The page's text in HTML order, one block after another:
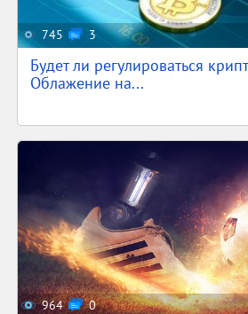
745 3
Будет ли регулироваться
Облажение на...
964 0